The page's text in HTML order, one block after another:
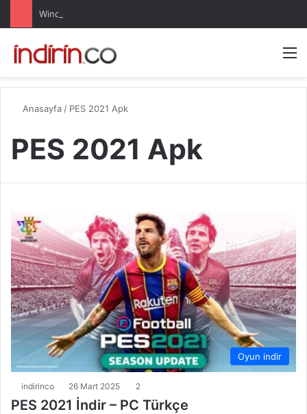
Windows 10 Pro indir – Türkçe – Güncel 2025
Anasayfa / PES 2021 Apk
PES 2021 Apk
Oyun indir
indirinco 26 Mart 2025 2
PES 2021 İndir – PC Türkçe